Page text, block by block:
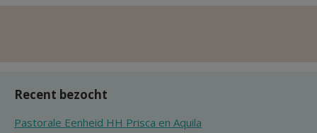
Recent bezocht
Pastorale Eenheid HH Prisca en Aquila